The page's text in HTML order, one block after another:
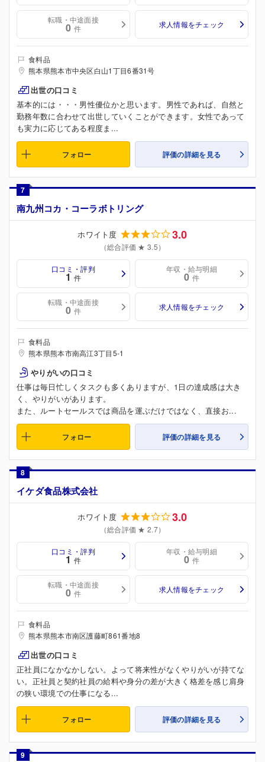
転職・中途面接
0 件 求人情報をチェック
食料品
熊本県熊本市中央区白山1丁目6番31号
出世の口コミ
基本的には・・・男性優位かと思います。男性であれば、自然と
勤務年数に合わせて出世していくことができます。女性であって
も実力に応じてある程度ま...
フォロー 評価の詳細を見る
7
南九州コカ・コーラボトリング
ホワイト度 3.0
（総合評価 ★ 3.5）
口コミ・評判
1 件
年収・給与明細
0 件
転職・中途面接
0 件 求人情報をチェック
食料品
熊本県熊本市南高江3丁目5-1
やりがいの口コミ
仕事は毎日忙しくタスクも多くありますが、1日の達成感は大き
く、やりがいがあります。
また、ルートセールスでは商品を運ぶだけではなく、直接お...
フォロー 評価の詳細を見る
8
イケダ食品株式会社
ホワイト度 3.0
（総合評価 ★ 2.7）
口コミ・評判
1 件
年収・給与明細
0 件
転職・中途面接
0 件 求人情報をチェック
食料品
熊本県熊本市南区護藤町861番地8
出世の口コミ
正社員になかなかしない。よって将来性がなくやりがいが持てな
い。正社員と契約社員の給料や身分の差が大きく格差を感じ肩身
の狭い環境での仕事になる...
フォロー 評価の詳細を見る
9